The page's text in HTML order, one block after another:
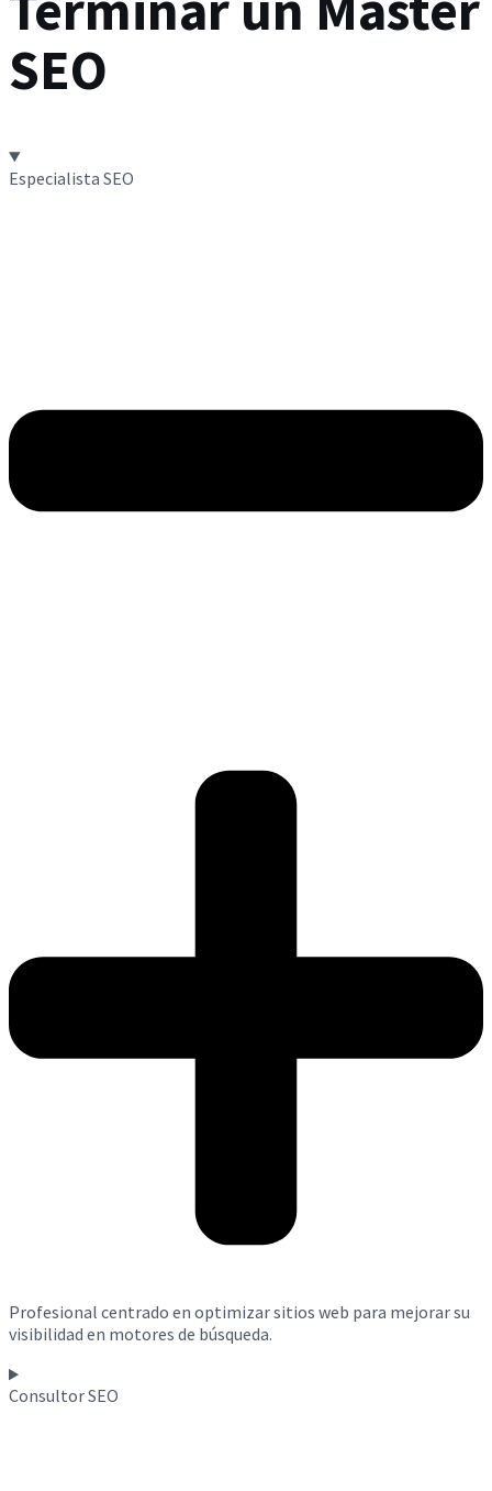
SEO
Especialista SEO
Profesional centrado en optimizar sitios web para mejorar su
visibilidad en motores de búsqueda.
Consultor SEO